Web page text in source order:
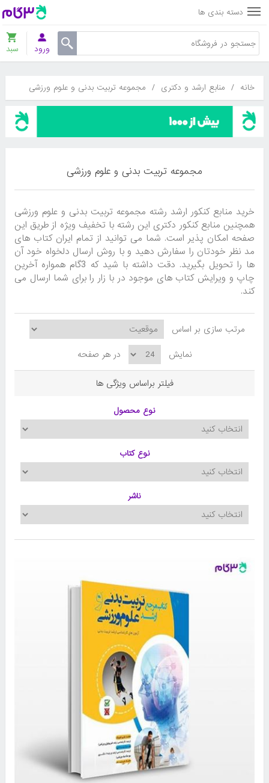
دسته بندی ها
ورود سبد
خانه / منابع ارشد و دکتری / مجموعه تربیت بدنی و علوم ورزشی
مجموعه تربیت بدنی و علوم ورزشی
خرید منابع کنکور ارشد رشته مجموعه تربیت بدنی و علوم ورزشی
همچنین منابع کنکور دکتری این رشته با تخفیف ویژه از طریق این
صفحه امکان پذیر است. شما می توانید از تمام ایران کتاب های
مد نظر خودتان را سفارش دهید و با روش ارسال دلخواه خود آن
ها را تحویل بگیرید. دقت داشته با شید که 3گام همواره آخرین
چاپ و ویرایش کتاب های موجود در با زار را برای شما ارسال می
کند.
مرتب سازی بر اساس
نمایش
در هر صفحه
فیلتر براساس ویژگی ها
نوع محصول
نوع کتاب
ناشر